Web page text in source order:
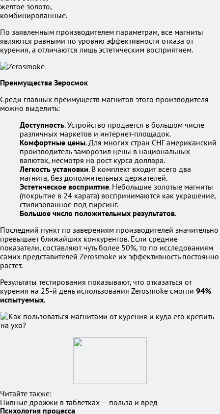
желтое золото,
комбинированные.
По заявленным производителем параметрам, все магниты
являются равными по уровню эффективности отказа от
курения, а отличаются лишь эстетическим восприятием.
Преимущества Зеросмок
Среди главных преимуществ магнитов этого производителя
можно выделить:
Доступность. Устройство продается в большом числе
различных маркетов и интернет-площадок.
Комфортные цены. Для многих стран СНГ американский
производитель заморозил цены в национальных
валютах, несмотря на рост курса доллара.
Легкость установки. В комплект входит всего два
магнита, без дополнительных держателей.
Эстетическое восприятие. Небольшие золотые магниты
(покрытие в 24 карата) воспринимаются как украшение,
стилизованное под пирсинг.
Большое число положительных результатов.
Последний пункт по заверениям производителей значительно
превышает ближайших конкурентов. Если средние
показатели, составляют чуть более 50%, то по исследованиям
самих представителей Zerosmoke их эффективность постоянно
растет.
Результаты тестирования показывают, что отказаться от
курения на 25-й день использования Zerosmoke смогли 94%
испытуемых.
Читайте также:
Пивные дрожжи в таблетках — польза и вред
Психология процесса